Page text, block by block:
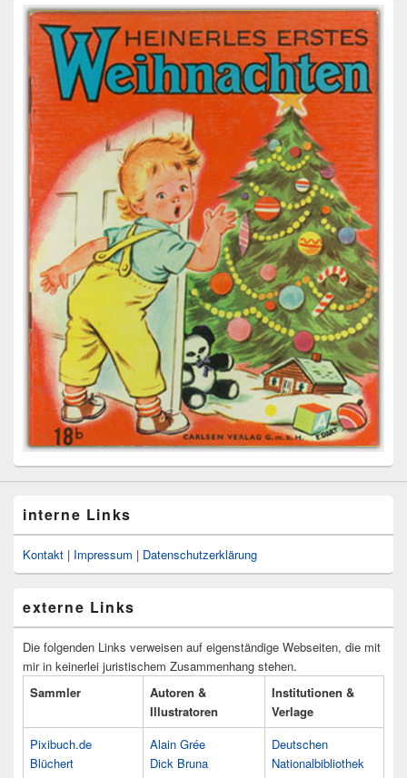
interne Links
Kontakt | Impressum | Datenschutzerklärung
externe Links
Die folgenden Links verweisen auf eigenständige Webseiten, die mit
mir in keinerlei juristischem Zusammenhang stehen.
Sammler
Autoren &
Illustratoren
Institutionen &
Verlage
Pixibuch.de
Blüchert
Alain Grée
Dick Bruna
Deutschen
Nationalbibliothek